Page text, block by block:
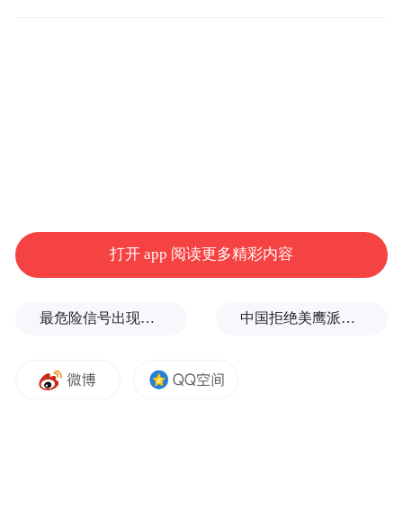
打开 app 阅读更多精彩内容
最危险信号出现！全球能源大动脉岌岌可危 中国拒绝美鹰派副防长访华？弦外之音被热议